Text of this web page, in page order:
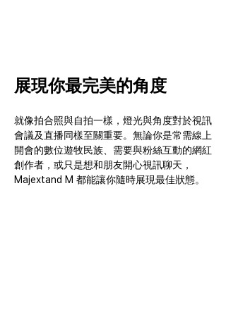
展現你最完美的角度
就像拍合照與自拍一樣，燈光與角度對於視訊
會議及直播同樣至關重要。無論你是常需線上
開會的數位遊牧民族、需要與粉絲互動的網紅
創作者，或只是想和朋友開心視訊聊天，
Majextand M 都能讓你隨時展現最佳狀態。